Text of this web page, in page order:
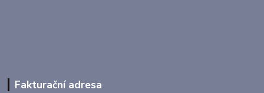
Fakturační adresa